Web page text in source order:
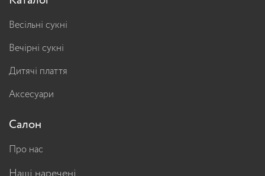
Весільні сукні
Вечірні сукні
Дитячі плаття
Аксесуари
Салон
Про нас